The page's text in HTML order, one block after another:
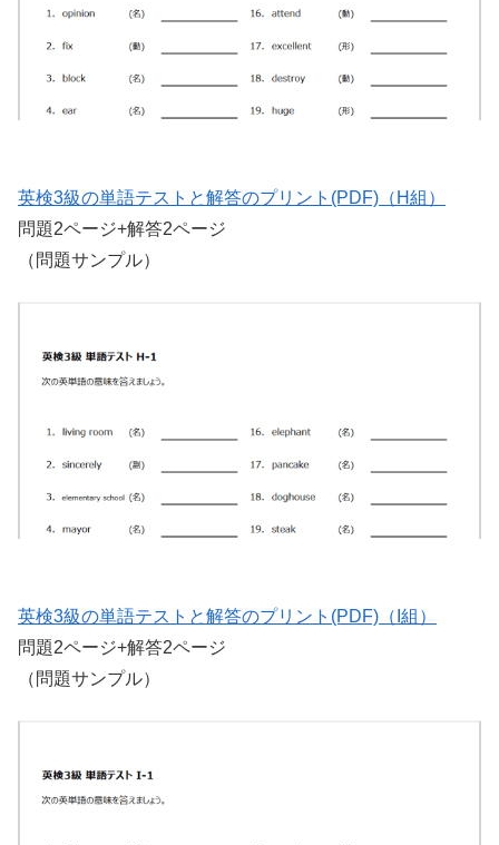
英検3級の単語テストと解答のプリント(PDF)（H組）
問題2ページ+解答2ページ
（問題サンプル）
英検3級の単語テストと解答のプリント(PDF)（I組）
問題2ページ+解答2ページ
（問題サンプル）